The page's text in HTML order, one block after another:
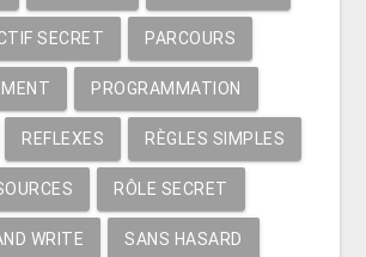
SECRET PARCOURS
PROGRAMMATION
REFLEXES RÈGLES SIMPLES
RÔLE SECRET
WRITE SANS HASARD